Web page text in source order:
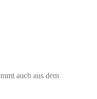
auch aus dem